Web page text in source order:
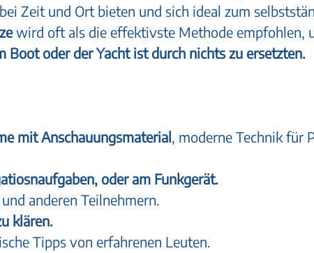
Zeit und Ort bieten und sich ideal zum
wird oft als die effektivste Methode empfohlen,
Boot oder der Yacht ist durch nichts zu ersetzten.
mit Anschauungsmaterial, moderne Technik für
oder am Funkgerät.
und anderen Teilnehmern.
klären.
Tipps von erfahrenen Leuten.